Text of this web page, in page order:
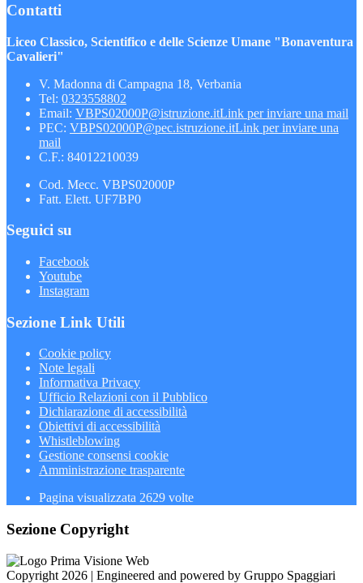
Contatti
Liceo Classico, Scientifico e delle Scienze Umane "Bonaventura
Cavalieri"
V. Madonna di Campagna 18, Verbania
Tel: 0323558802
Email: VBPS02000P@istruzione.itLink per inviare una mail
PEC: VBPS02000P@pec.istruzione.itLink per inviare una
mail
C.F.: 84012210039
Cod. Mecc. VBPS02000P
Fatt. Elett. UF7BP0
Seguici su
Facebook
Youtube
Instagram
Sezione Link Utili
Cookie policy
Note legali
Informativa Privacy
Ufficio Relazioni con il Pubblico
Dichiarazione di accessibilità
Obiettivi di accessibilità
Whistleblowing
Gestione consensi cookie
Amministrazione trasparente
Pagina visualizzata 2629 volte
Sezione Copyright
Copyright 2026 | Engineered and powered by Gruppo Spaggiari